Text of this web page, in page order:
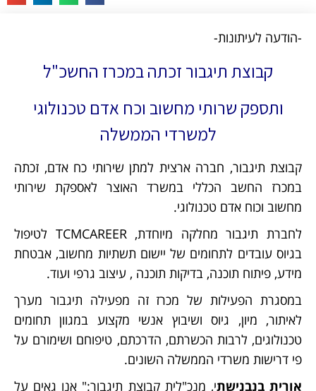
-הודעה לעיתונות-
קבוצת תיגבור זכתה במכרז החשכ"ל
ותספק שרותי מחשוב וכח אדם טכנולוגי
למשרדי הממשלה
קבוצת תיגבור, חברה ארצית למתן שירותי כח אדם, זכתה
במכרז החשב הכללי במשרד האוצר לאספקת שירותי
מחשוב וכוח אדם טכנולוגי.
לחברת תיגבור מחלקה מיוחדת, TCMCAREER לטיפול
בגיוס עובדים לתחומים של יישום תשתיות מחשוב, אבטחת
מידע, פיתוח תוכנה, בדיקות תוכנה , עיצוב גרפי ועוד.
במסגרת הפעילות של מכרז זה מפעילה תיגבור מערך
לאיתור, מיון, גיוס ושיבוץ אנשי מקצוע במגוון תחומים
טכנולוגים, לרבות הכשרתם, הדרכתם, טיפוחם ושימורם על
פי דרישות משרדי הממשלה השונים.
אורית בנבנישתי, מנכ"לית קבוצת תיגבור:" אנו גאים על